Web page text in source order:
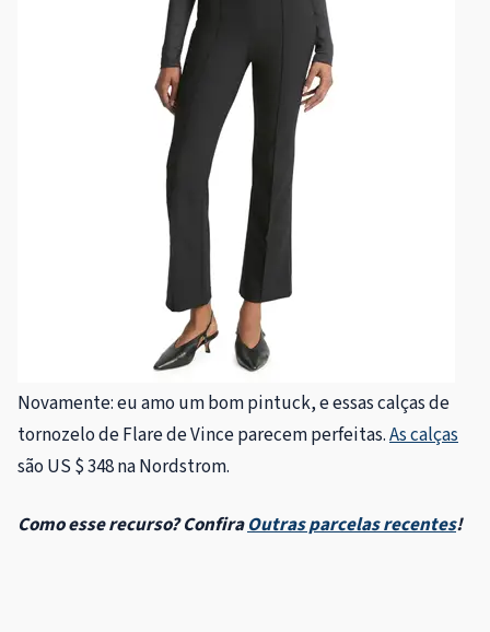
Novamente: eu amo um bom pintuck, e essas calças de
tornozelo de Flare de Vince parecem perfeitas.As calças
são US $ 348 na Nordstrom.
Como esse recurso? ConfiraOutras parcelas recentes!